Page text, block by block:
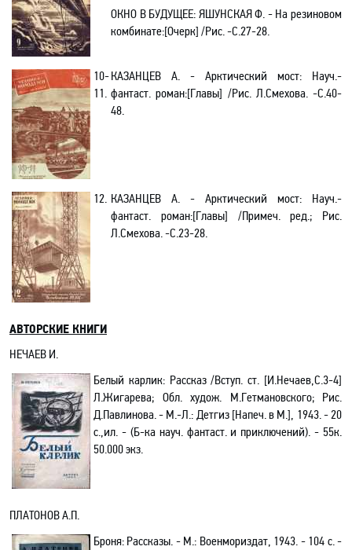
ОКНО В БУДУЩЕЕ: ЯШУНСКАЯ Ф. - На резиновом
комбинате:[Очерк] /Рис. -C.27-28.
10-
11.
КАЗАНЦЕВ А. - Арктический мост: Науч.-
фантаст. роман:[Главы] /Рис. Л.Смехова. -C.40-
48.
12. КАЗАНЦЕВ А. - Арктический мост: Науч.-
фантаст. роман:[Главы] /Примеч. ред.; Рис.
Л.Смехова. -C.23-28.
АВТОРСКИЕ КНИГИ
НЕЧАЕВ И.
Белый карлик: Рассказ /Вступ. ст. [И.Нечаев,С.3-4]
Л.Жигарева; Обл. худож. М.Гетмановского; Рис.
Д.Павлинова. - М.-Л.: Детгиз [Напеч. в М.], 1943. - 20
с.,ил. - (Б-ка науч. фантаст. и приключений). - 55к.
50.000 экз.
ПЛАТОНОВ А.П.
Броня: Рассказы. - М.: Военмориздат, 1943. - 104 с. -